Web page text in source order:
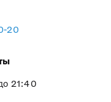
20
21:40